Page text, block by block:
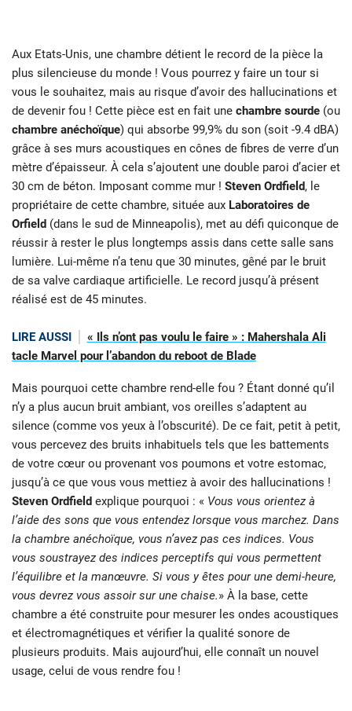
Aux Etats-Unis, une chambre détient le record de la pièce la
plus silencieuse du monde ! Vous pourrez y faire un tour si
vous le souhaitez, mais au risque d’avoir des hallucinations et
de devenir fou ! Cette pièce est en fait une chambre sourde (ou
chambre anéchoïque) qui absorbe 99,9% du son (soit -9.4 dBA)
grâce à ses murs acoustiques en cônes de fibres de verre d’un
mètre d’épaisseur. À cela s’ajoutent une double paroi d’acier et
30 cm de béton. Imposant comme mur ! Steven Ordfield, le
propriétaire de cette chambre, située aux Laboratoires de
Orfield (dans le sud de Minneapolis), met au défi quiconque de
réussir à rester le plus longtemps assis dans cette salle sans
lumière. Lui-même n’a tenu que 30 minutes, gêné par le bruit
de sa valve cardiaque artificielle. Le record jusqu’à présent
réalisé est de 45 minutes.
LIRE AUSSI
« Ils n’ont pas voulu le faire » : Mahershala Ali
tacle Marvel pour l’abandon du reboot de Blade
Mais pourquoi cette chambre rend-elle fou ? Étant donné qu’il
n’y a plus aucun bruit ambiant, vos oreilles s’adaptent au
silence (comme vos yeux à l’obscurité). De ce fait, petit à petit,
vous percevez des bruits inhabituels tels que les battements
de votre cœur ou provenant vos poumons et votre estomac,
jusqu’à ce que vous vous mettiez à avoir des hallucinations !
Steven Ordfield explique pourquoi : « Vous vous orientez à
l’aide des sons que vous entendez lorsque vous marchez. Dans
la chambre anéchoïque, vous n’avez pas ces indices. Vous
vous soustrayez des indices perceptifs qui vous permettent
l’équilibre et la manœuvre. Si vous y êtes pour une demi-heure,
vous devrez vous assoir sur une chaise.» À la base, cette
chambre a été construite pour mesurer les ondes acoustiques
et électromagnétiques et vérifier la qualité sonore de
plusieurs produits. Mais aujourd’hui, elle connaît un nouvel
usage, celui de vous rendre fou !